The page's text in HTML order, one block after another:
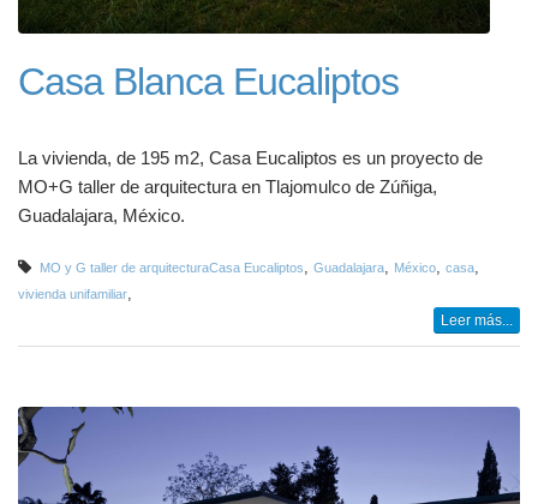
Casa Blanca Eucaliptos
La vivienda, de 195 m2, Casa Eucaliptos es un proyecto de
MO+G taller de arquitectura en Tlajomulco de Zúñiga,
Guadalajara, México.
MO y G taller de arquitecturaCasa Eucaliptos Guadalajara México casa
vivienda unifamiliar
Leer más...